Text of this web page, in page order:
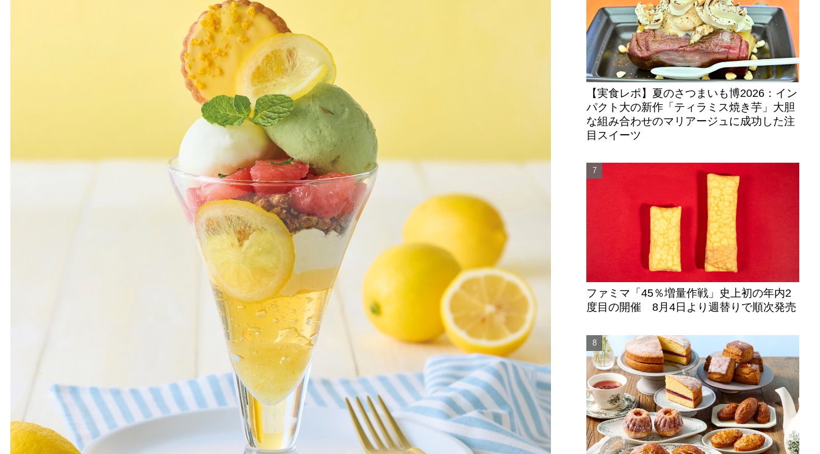
【実食レポ】夏のさつまいも博2026：イン
パクト大の新作「ティラミス焼き芋」大胆
な組み合わせのマリアージュに成功した注
目スイーツ
ファミマ「45％増量作戦」史上初の年内2
度目の開催 8月4日より週替りで順次発売